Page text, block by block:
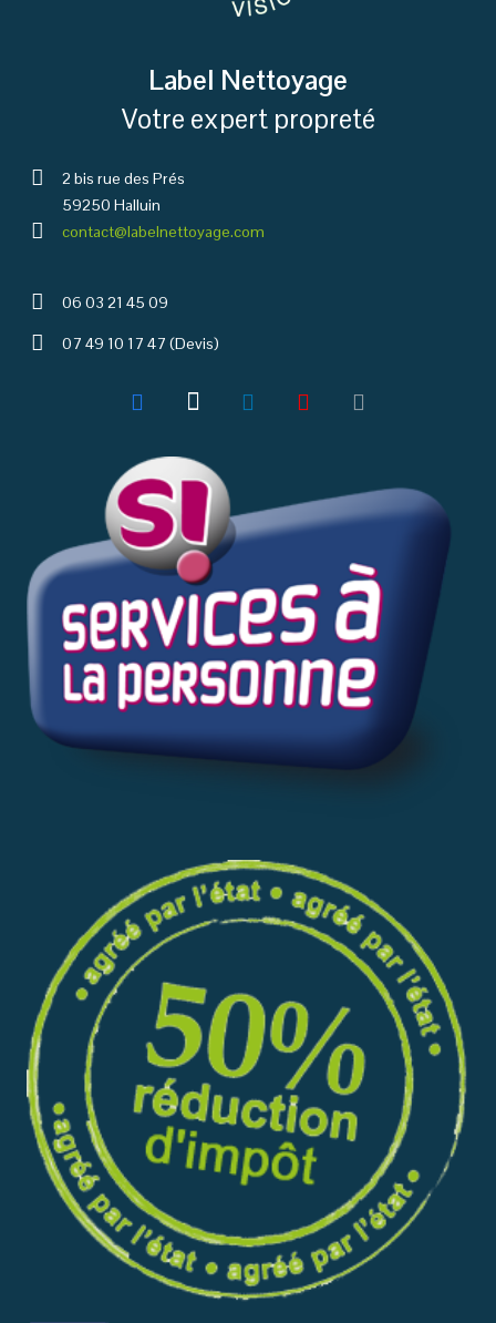
Label Nettoyage
Votre expert propreté
2 bis rue des Prés
59250 Halluin
contact@labelnettoyage.com
06 03 21 45 09
07 49 10 17 47 (Devis)